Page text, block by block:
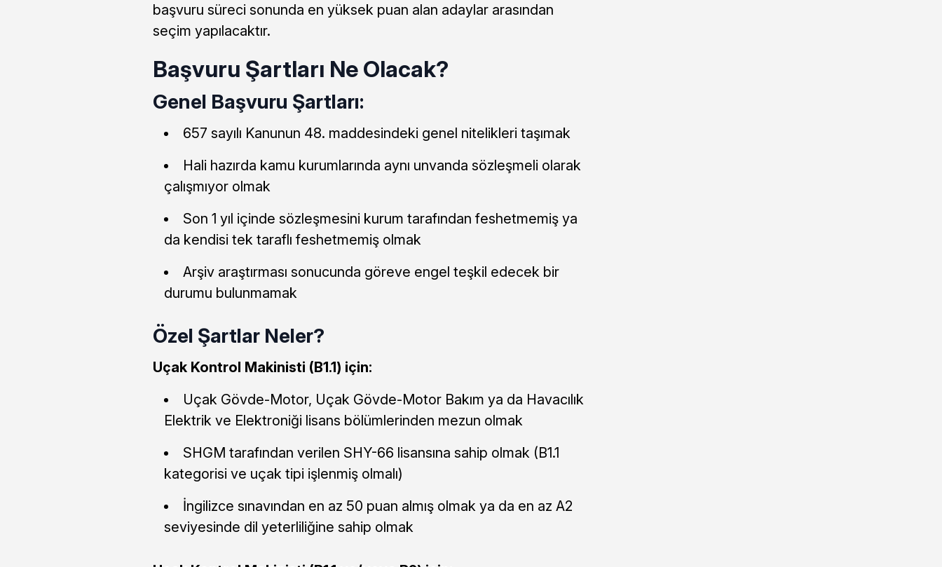
başvuru süreci sonunda en yüksek puan alan adaylar arasından
seçim yapılacaktır.
Başvuru Şartları Ne Olacak?
Genel Başvuru Şartları:
657 sayılı Kanunun 48. maddesindeki genel nitelikleri taşımak
Hali hazırda kamu kurumlarında aynı unvanda sözleşmeli olarak
çalışmıyor olmak
Son 1 yıl içinde sözleşmesini kurum tarafından feshetmemiş ya
da kendisi tek taraflı feshetmemiş olmak
Arşiv araştırması sonucunda göreve engel teşkil edecek bir
durumu bulunmamak
Özel Şartlar Neler?
Uçak Kontrol Makinisti (B1.1) için:
Uçak Gövde-Motor, Uçak Gövde-Motor Bakım ya da Havacılık
Elektrik ve Elektroniği lisans bölümlerinden mezun olmak
SHGM tarafından verilen SHY-66 lisansına sahip olmak (B1.1
kategorisi ve uçak tipi işlenmiş olmalı)
İngilizce sınavından en az 50 puan almış olmak ya da en az A2
seviyesinde dil yeterliliğine sahip olmak